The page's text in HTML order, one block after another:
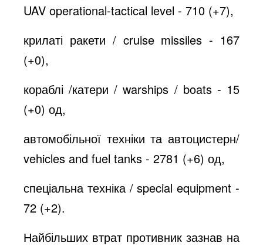
UAV operational-tactical level - 710 (+7),
крилаті ракети / cruise missiles - 167
(+0),
кораблі /катери / warships / boats - 15
(+0) од,
автомобільної техніки та автоцистерн/
vehicles and fuel tanks - 2781 (+6) од,
спеціальна техніка / special equipment -
72 (+2).
Найбільших втрат противник зазнав на